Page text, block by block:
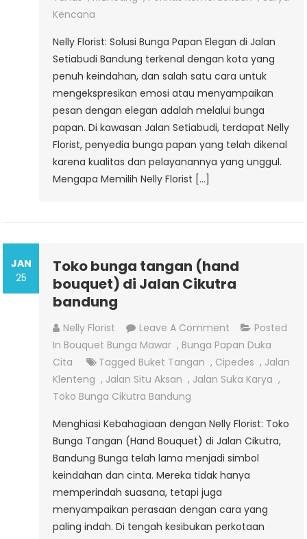
Kencana
Nelly Florist: Solusi Bunga Papan Elegan di Jalan
Setiabudi Bandung terkenal dengan kota yang
penuh keindahan, dan salah satu cara untuk
mengekspresikan emosi atau menyampaikan
pesan dengan elegan adalah melalui bunga
papan. Di kawasan Jalan Setiabudi, terdapat Nelly
Florist, penyedia bunga papan yang telah dikenal
karena kualitas dan pelayanannya yang unggul.
Mengapa Memilih Nelly Florist […]
JAN
25
Toko bunga tangan (hand
bouquet) di Jalan Cikutra
bandung
Nelly Florist Leave A Comment On
Toko
Bunga
Tangan
Di
Jalan
Cikutra
Bandung
Posted
In Bouquet Bunga Mawar , Bunga Papan Duka
Cita
Tagged Buket Tangan , Cipedes , Jalan
Klenteng , Jalan Situ Aksan , Jalan Suka Karya ,
Toko Bunga Cikutra Bandung
Menghiasi Kebahagiaan dengan Nelly Florist: Toko
Bunga Tangan (Hand Bouquet) di Jalan Cikutra,
Bandung Bunga telah lama menjadi simbol
keindahan dan cinta. Mereka tidak hanya
memperindah suasana, tetapi juga
menyampaikan perasaan dengan cara yang
paling indah. Di tengah kesibukan perkotaan